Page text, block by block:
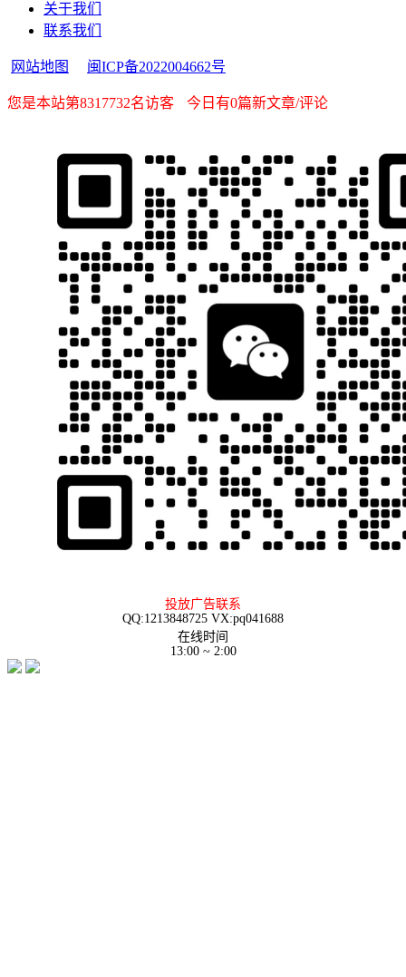
关于我们
联系我们
网站地图 闽ICP备2022004662号
您是本站第8317732名访客 今日有0篇新文章/评论
投放广告联系
QQ:1213848725 VX:pq041688
在线时间
13:00 ~ 2:00